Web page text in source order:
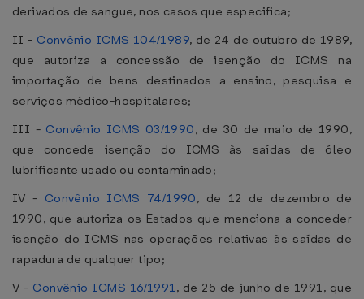
derivados de sangue, nos casos que especifica;
II - Convênio ICMS 104/1989, de 24 de outubro de 1989,
que autoriza a concessão de isenção do ICMS na
importação de bens destinados a ensino, pesquisa e
serviços médico-hospitalares;
III - Convênio ICMS 03/1990, de 30 de maio de 1990,
que concede isenção do ICMS às saídas de óleo
lubrificante usado ou contaminado;
IV - Convênio ICMS 74/1990, de 12 de dezembro de
1990, que autoriza os Estados que menciona a conceder
isenção do ICMS nas operações relativas às saídas de
rapadura de qualquer tipo;
V - Convênio ICMS 16/1991, de 25 de junho de 1991, que